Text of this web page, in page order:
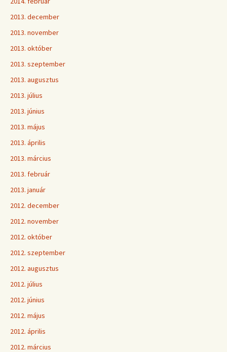
2013. december
2013. november
2013. október
2013. szeptember
2013. augusztus
2013. július
2013. június
2013. május
2013. április
2013. március
2013. február
2013. január
2012. december
2012. november
2012. október
2012. szeptember
2012. augusztus
2012. július
2012. június
2012. május
2012. április
2012. március